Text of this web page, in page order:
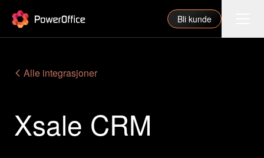
PowerOffice Bli kunde
Funksjoner
Priser
Våre partnere
Alle integrasjoner
Xsale CRM